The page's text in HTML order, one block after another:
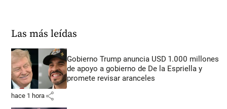
Las más leídas
Gobierno Trump anuncia USD 1.000 millones
de apoyo a gobierno de De la Espriella y
promete revisar aranceles
hace 1 hora share